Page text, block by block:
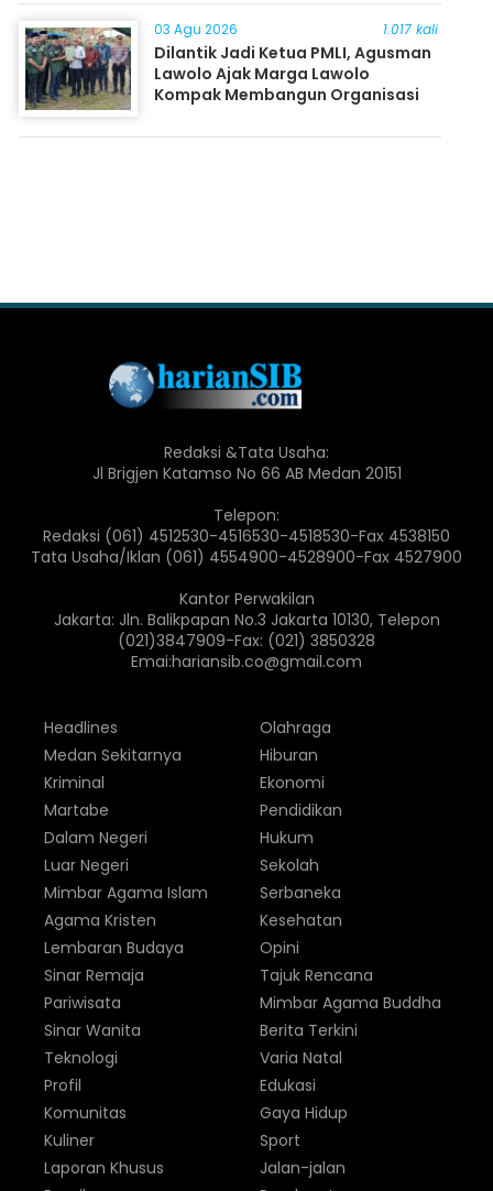
03 Agu 2026 1.017 kali
Dilantik Jadi Ketua PMLI, Agusman
Lawolo Ajak Marga Lawolo
Kompak Membangun Organisasi
Redaksi &Tata Usaha:
Jl Brigjen Katamso No 66 AB Medan 20151
Telepon:
Redaksi (061) 4512530-4516530-4518530-Fax 4538150
Tata Usaha/Iklan (061) 4554900-4528900-Fax 4527900
Kantor Perwakilan
Jakarta: Jln. Balikpapan No.3 Jakarta 10130, Telepon
(021)3847909-Fax: (021) 3850328
Emai:hariansib.co@gmail.com
Headlines
Medan Sekitarnya
Kriminal
Martabe
Dalam Negeri
Luar Negeri
Olahraga
Hiburan
Ekonomi
Pendidikan
Hukum
Sekolah
Mimbar Agama Islam
Agama Kristen
Lembaran Budaya
Sinar Remaja
Pariwisata
Sinar Wanita
Serbaneka
Kesehatan
Opini
Tajuk Rencana
Mimbar Agama Buddha
Berita Terkini
Teknologi
Profil
Komunitas
Kuliner
Laporan Khusus
Varia Natal
Edukasi
Gaya Hidup
Sport
Jalan-jalan